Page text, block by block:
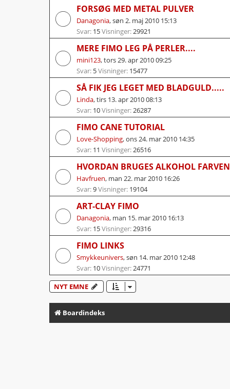
FORSØG MED METAL PULVER
Danagonia,søn 2. maj 2010 15:13
Svar: 15Visninger:29921
MERE FIMO LEG PÅ PERLER....
mini123,tors 29. apr 2010 09:25
Svar: 5Visninger: 15477
SÅ FIK JEG LEGET MED BLADGULD.....
Linda,tirs 13. apr 2010 08:13
Svar: 10Visninger:26287
FIMO CANE TUTORIAL
Love-Shopping,ons 24. mar 2010 14:35
Svar: 11 Visninger:26516
HVORDAN BRUGES ALKOHOL
Havfruen, man 22. mar 2010 16:26
Svar:9Visninger: 19104
ART-CLAY FIMO
Danagonia, man 15. mar 2010 16:13
Svar: 15Visninger:29316
FIMO LINKS
Smykkeunivers,søn 14. mar 2010 12:48
Svar: 10Visninger:24771
NYT EMNE
Boardindeks